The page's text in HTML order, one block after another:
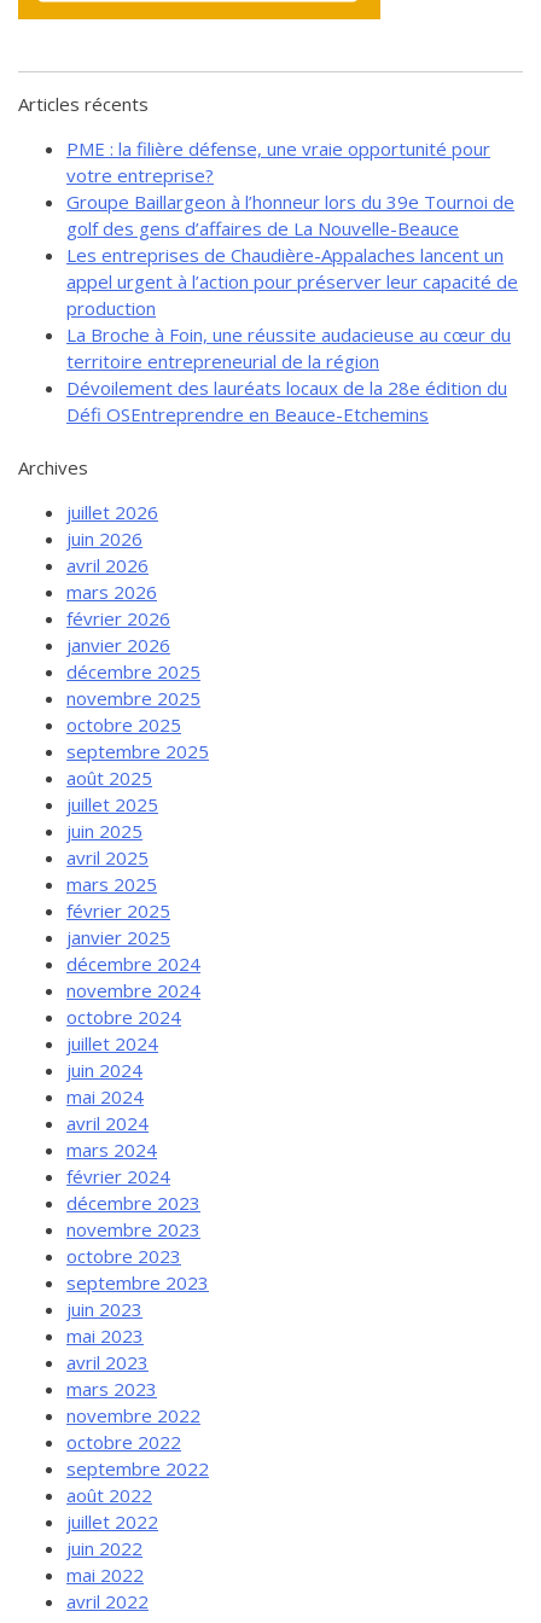
de solidarité
Événements et formations
Documentation
Articles récents
PME : la filière défense, une vraie opportunité pour
votre entreprise?
Groupe Baillargeon à l’honneur lors du 39e Tournoi de
golf des gens d’affaires de La Nouvelle-Beauce
Les entreprises de Chaudière-Appalaches lancent un
appel urgent à l’action pour préserver leur capacité de
production
La Broche à Foin, une réussite audacieuse au cœur du
territoire entrepreneurial de la région
Dévoilement des lauréats locaux de la 28e édition du
Défi OSEntreprendre en Beauce-Etchemins
Archives
juillet 2026
juin 2026
avril 2026
mars 2026
février 2026
janvier 2026
décembre 2025
novembre 2025
octobre 2025
septembre 2025
août 2025
juillet 2025
juin 2025
avril 2025
mars 2025
février 2025
janvier 2025
décembre 2024
novembre 2024
octobre 2024
juillet 2024
juin 2024
mai 2024
avril 2024
mars 2024
février 2024
décembre 2023
novembre 2023
octobre 2023
septembre 2023
juin 2023
mai 2023
avril 2023
mars 2023
novembre 2022
octobre 2022
septembre 2022
août 2022
juillet 2022
juin 2022
mai 2022
avril 2022